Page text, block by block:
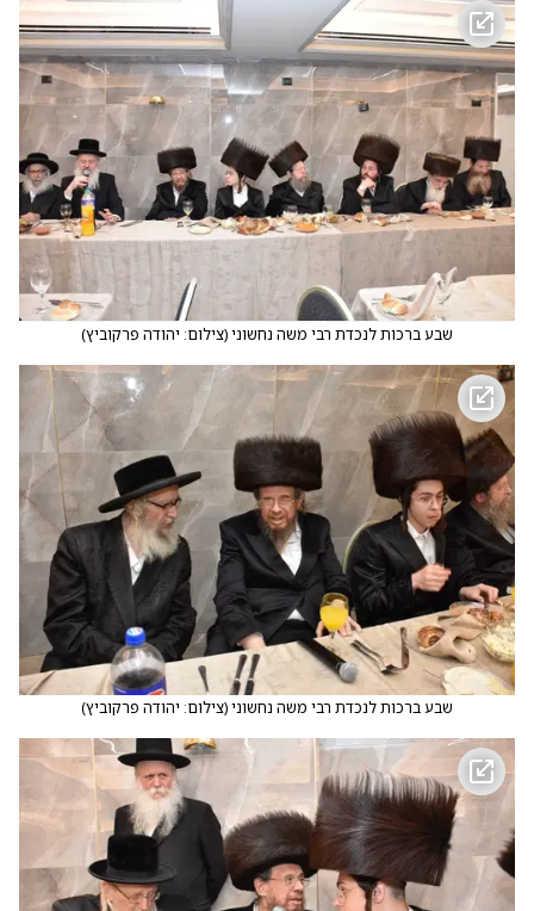
שבע ברכות לנכדת רבי משה נחשוני(צילום: יהודה פרקוביץ)
שבע ברכות לנכדת רבי משה נחשוני(צילום: יהודה פרקוביץ)